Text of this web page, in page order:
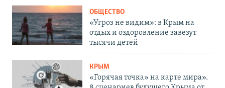
ОБЩЕСТВО
«Угроз не видим»: в Крым на
отдых и оздоровление завезут
тысячи детей
КРЫМ
«Горячая точка» на карте мира».